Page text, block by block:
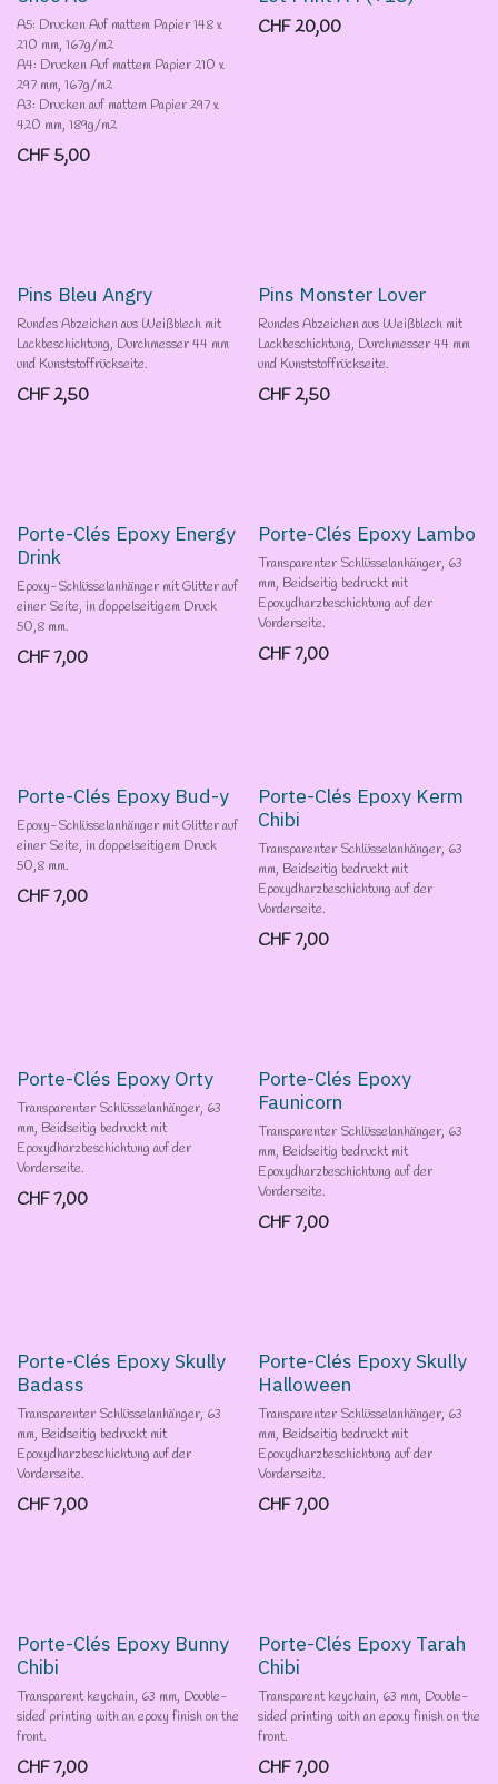
A5: Drucken Auf mattem Papier 148 x
210 mm, 167g/m2
A4: Drucken Auf mattem Papier 210 x
297 mm, 167g/m2
A3: Drucken auf mattem Papier 297 x
420 mm, 189g/m2
CHF 5,00
CHF20,00
Pins Bleu Angry
Rundes Abzeichen aus Weißblech mit
Lackbeschichtung, Durchmesser 44 mm
und Kunststoffrückseite.
CHF2,50
Pins Monster Lover
Rundes Abzeichen aus Weißblech mit
Lackbeschichtung, Durchmesser 44 mm
und Kunststoffrückseite.
CHF2,50
Porte-Clés Epoxy Energy
Drink
Epoxy-Schlüsselanhänger mit Glitter auf
einer Seite, in doppelseitigem Druck
50,8 mm.
CHF7,00
Porte-Clés Epoxy Lambo
Transparenter Schlüsselanhänger, 63
mm, Beidseitig bedruckt mit
Epoxydharzbeschichtung auf der
Vorderseite.
CHF7,00
Porte-Clés Epoxy Bud-y
Epoxy-Schlüsselanhänger mit Glitter auf
einer Seite, in doppelseitigem Druck
50,8 mm.
CHF7,00
Porte-Clés Epoxy Kerm
Chibi
Transparenter Schlüsselanhänger, 63
mm, Beidseitig bedruckt mit
Epoxydharzbeschichtung auf der
Vorderseite.
CHF7,00
Porte-Clés Epoxy Orty
Transparenter Schlüsselanhänger, 63
mm, Beidseitig bedruckt mit
Epoxydharzbeschichtung auf der
Vorderseite.
CHF7,00
Porte-Clés Epoxy
Faunicorn
Transparenter Schlüsselanhänger, 63
mm, Beidseitig bedruckt mit
Epoxydharzbeschichtung auf der
Vorderseite.
CHF7,00
Porte-Clés Epoxy Skully
Badass
Transparenter Schlüsselanhänger, 63
mm, Beidseitig bedruckt mit
Epoxydharzbeschichtung auf der
Vorderseite.
CHF7,00
Porte-Clés Epoxy Skully
Halloween
Transparenter Schlüsselanhänger, 63
mm, Beidseitig bedruckt mit
Epoxydharzbeschichtung auf der
Vorderseite.
CHF7,00
Porte-Clés Epoxy Bunny
Chibi
Transparent keychain, 63 mm, Double-
sided printing with an epoxy finish on the
front.
CHF7,00
Porte-Clés Epoxy Tarah
Chibi
Transparent keychain, 63 mm, Double-
sided printing with an epoxy finish on the
front.
CHF7,00